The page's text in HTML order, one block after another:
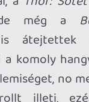
háborúóta nem
komolyan egy
ez a két kifejezés
igaz.